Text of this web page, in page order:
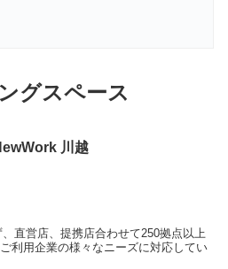
グスペース
川越
直営店、提携店合わせて250拠点以上
利用企業の様々なニーズに対応してい